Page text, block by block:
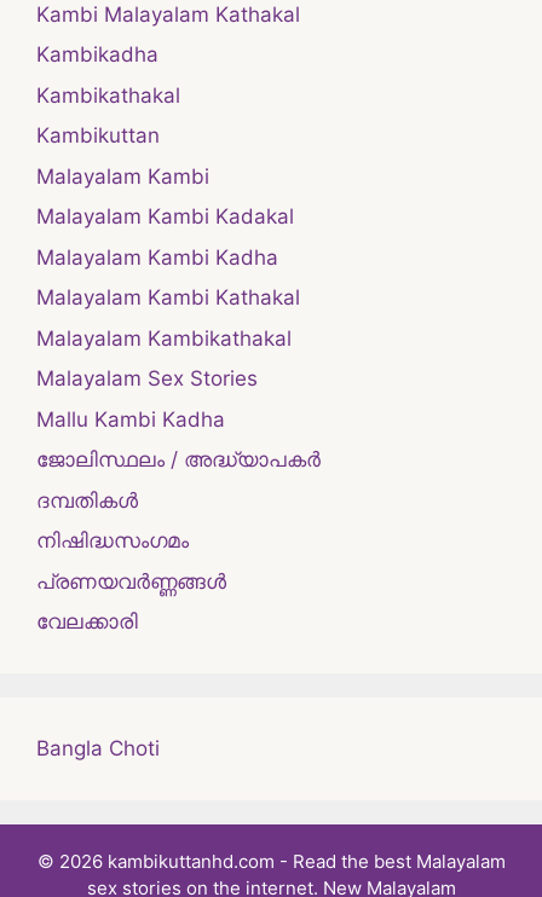
Kambi Malayalam Kathakal
Kambikadha
Kambikathakal
Kambikuttan
Malayalam Kambi
Malayalam Kambi Kadakal
Malayalam Kambi Kadha
Malayalam Kambi Kathakal
Malayalam Kambikathakal
Malayalam Sex Stories
Mallu Kambi Kadha
ജോലിസ്ഥലം / അദ്ധ്യാപകർ
ദമ്പതികള്‍
നിഷിദ്ധസംഗമം
പ്രണയവർണ്ണങ്ങൾ
വേലക്കാരി
Bangla Choti
© 2026 kambikuttanhd.com - Read the best Malayalam
sex stories on the internet. New Malayalam